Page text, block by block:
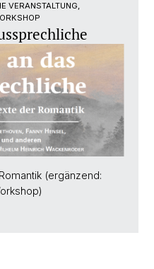
VERANSTALTUNG,
(ergänzend: